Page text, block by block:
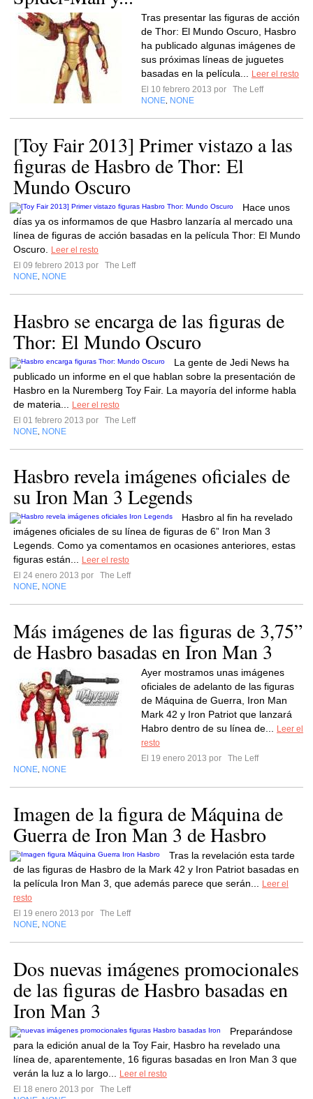
Tras presentar las figuras de acción
de Thor: El Mundo Oscuro, Hasbro
ha publicado algunas imágenes de
sus próximas líneas de juguetes
basadas en la película...
Leer el resto
El 10 febrero 2013 por
The Leff
NONE NONE
[Toy Fair 2013] Primer vistazo a las
figuras de Hasbro de Thor: El
Mundo Oscuro
Hace unos
días ya os informamos de que Hasbro lanzaría al mercado una
línea de figuras de acción basadas en la película Thor: El Mundo
Oscuro.
Leer el resto
El 09 febrero 2013 por
The Leff
NONE NONE
Hasbro se encarga de las figuras de
Thor: El Mundo Oscuro
La gente de Jedi News ha
publicado un informe en el que hablan sobre la presentación de
Hasbro en la Nuremberg Toy Fair. La mayoría del informe habla
de materia...
Leer el resto
El 01 febrero 2013 por
The Leff
NONE NONE
Hasbro revela imágenes oficiales de
su Iron Man 3 Legends
Hasbro al fin ha revelado
imágenes oficiales de su línea de figuras de 6” Iron Man 3
Legends. Como ya comentamos en ocasiones anteriores, estas
figuras están...
Leer el resto
El 24 enero 2013 por
The Leff
NONE NONE
Más imágenes de las figuras de 3,75”
de Hasbro basadas en Iron Man 3
Ayer mostramos unas imágenes
oficiales de adelanto de las figuras
de Máquina de Guerra, Iron Man
Mark 42 y Iron Patriot que lanzará
Habro dentro de su línea de...
Leer el
resto
El 19 enero 2013 por
The Leff
NONE NONE
Imagen de la figura de Máquina de
Guerra de Iron Man 3 de Hasbro
Tras la revelación esta tarde
de las figuras de Hasbro de la Mark 42 y Iron Patriot basadas en
la película Iron Man 3, que además parece que serán...
Leer el
resto
El 19 enero 2013 por
The Leff
NONE NONE
Dos nuevas imágenes promocionales
de las figuras de Hasbro basadas en
Iron Man 3
Preparándose
para la edición anual de la Toy Fair, Hasbro ha revelado una
línea de, aparentemente, 16 figuras basadas en Iron Man 3 que
verán la luz a lo largo...
Leer el resto
El 18 enero 2013 por
The Leff